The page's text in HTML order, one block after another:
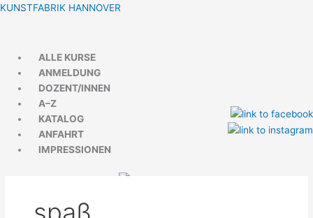
Zum
KUNSTFABRIK HANNOVER
Menü
ALLE KURSE
ANMELDUNG
DOZENT/INNEN
A–Z
KATALOG
ANFAHRT
IMPRESSIONEN
Menü